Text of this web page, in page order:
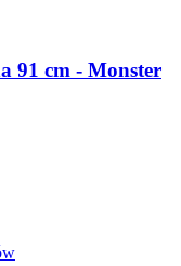
91 cm - Monster